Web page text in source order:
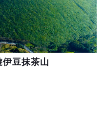
伊豆抹茶山